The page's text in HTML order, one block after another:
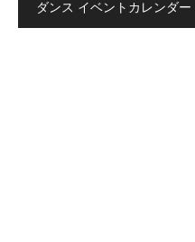
ダンス イベントカレンダー